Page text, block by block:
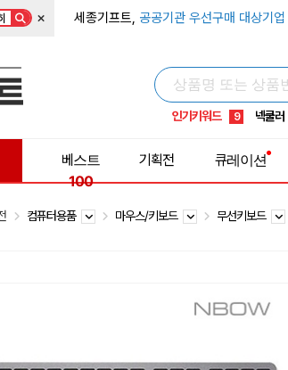
× 세종기프트, 공공기관 우선구매 대상기업
인기키워드
5 키캡
8 쿨토시
9 넥쿨러
1 선풍기
베스트
100
기획전 큐레이션
컴퓨터용품 마우스/키보드 무선키보드